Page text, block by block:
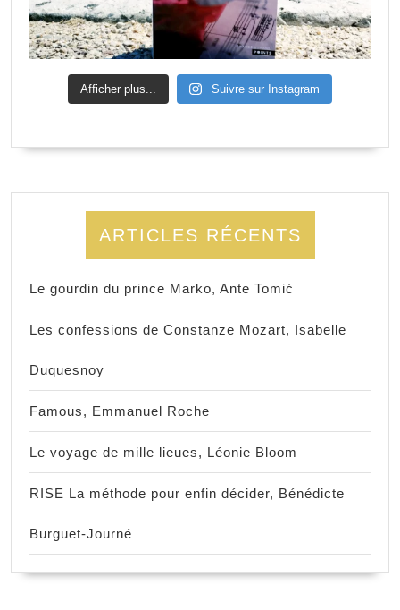
Afficher plus... Suivre sur Instagram
ARTICLES RÉCENTS
Le gourdin du prince Marko, Ante Tomić
Les confessions de Constanze Mozart, Isabelle
Duquesnoy
Famous, Emmanuel Roche
Le voyage de mille lieues, Léonie Bloom
RISE La méthode pour enfin décider, Bénédicte
Burguet-Journé